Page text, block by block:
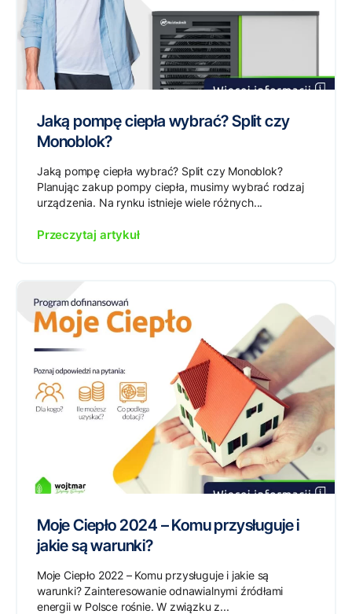
Jaką pompę ciepła wybrać? Split czy
Monoblok?
Jaką pompę ciepła wybrać? Split czy Monoblok?
Planując zakup pompy ciepła, musimy wybrać rodzaj
urządzenia. Na rynku istnieje wiele różnych...
Przeczytaj artykuł
Moje Ciepło 2024 – Komu przysługuje i
jakie są warunki?
Moje Ciepło 2022 – Komu przysługuje i jakie są
warunki? Zainteresowanie odnawialnymi źródłami
energii w Polsce rośnie. W związku z...